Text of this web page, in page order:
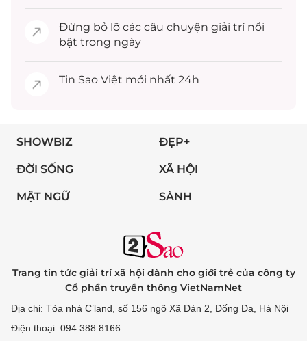
Đừng bỏ lỡ các câu chuyện giải trínổi
bật trong ngày
Tin Sao Việt mới nhất 24h
SHOWBIZ ĐẸP+
ĐỜI SỐNG XÃ HỘI
MẬT NGỮ SÀNH
Trang tin tức giải trí xã hội dành cho giới trẻ của công ty
Cổ phần truyền thông VietNamNet
Địa chỉ: Tòa nhà C’land, số 156 ngõ Xã Đàn 2, Đống Đa, Hà Nội
Điện thoại: 094 388 8166